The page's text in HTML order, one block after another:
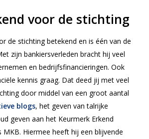
voor de stichting
de stichting betekend en is één van de
zijn bankiersverleden bracht hij veel
en bedrijfsfinancieringen. Ook
kennis graag. Dat deed jij met veel
door middel van een groot aantal
blogs, het geven van talrijke
geven aan het Keurmerk Erkend
MKB. Hiermee heeft hij een blijvende